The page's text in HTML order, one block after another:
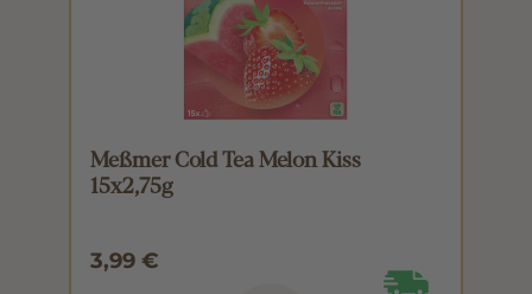
Meßmer Cold Tea Melon Kiss
15x2,75g
3,99 €